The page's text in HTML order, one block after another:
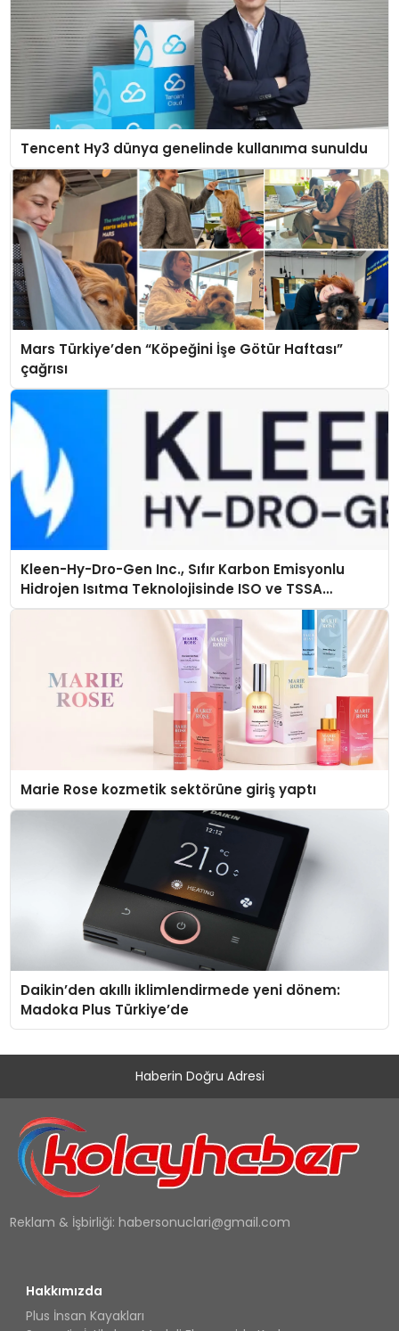
Tencent Hy3 dünya genelinde kullanıma sunuldu
Mars Türkiye’den “Köpeğini İşe Götür Haftası”
çağrısı
Kleen-Hy-Dro-Gen Inc., Sıfır Karbon Emisyonlu
Hidrojen Isıtma Teknolojisinde ISO ve TSSA
Düzenleyici Onaylarını Aldı
Marie Rose kozmetik sektörüne giriş yaptı
Daikin’den akıllı iklimlendirmede yeni dönem:
Madoka Plus Türkiye’de
Haberin Doğru Adresi
Reklam & İşbirliği: habersonuclari@gmail.com
Hakkımızda
Plus İnsan Kayakları